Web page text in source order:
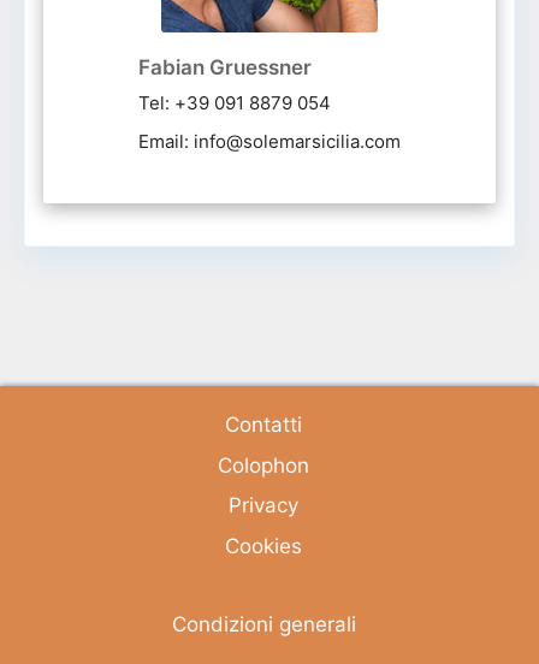
Fabian Gruessner
Tel: +39 091 8879 054
Email: info@solemarsicilia.com
Contatti
Colophon
Privacy
Cookies
Condizioni generali